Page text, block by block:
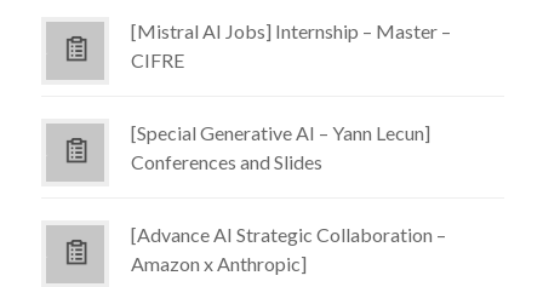
[Mistral AI Jobs] Internship – Master –
CIFRE
[Special Generative AI – Yann Lecun]
Conferences and Slides
[Advance AI Strategic Collaboration –
Amazon x Anthropic]